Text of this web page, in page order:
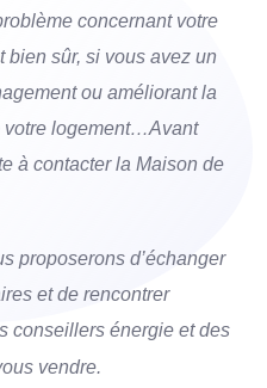
concernant votre
bien sûr, si vous avez un
ou améliorant la
votre logement…Avant
à contacter la Maison de
proposerons d’échanger
et de rencontrer
conseillers énergie et des
vendre.